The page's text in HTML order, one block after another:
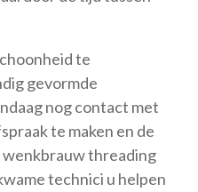
te
gevormde
nog contact met
te maken en de
wenkbrauw threading
technici u helpen